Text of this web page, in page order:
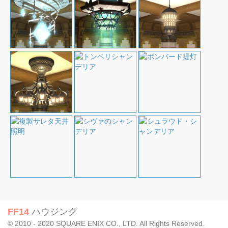
FF14 ハウジング
© 2010 - 2020 SQUARE ENIX CO., LTD. All Rights Reserved.